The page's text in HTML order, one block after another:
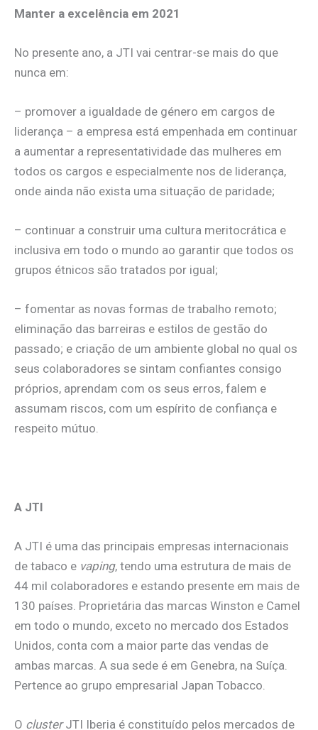
Manter a excelência em 2021
No presente ano, a JTI vai centrar-se mais do que
nunca em:
– promover a igualdade de género em cargos de
liderança – a empresa está empenhada em continuar
a aumentar a representatividade das mulheres em
todos os cargos e especialmente nos de liderança,
onde ainda não exista uma situação de paridade;
– continuar a construir uma cultura meritocrática e
inclusiva em todo o mundo ao garantir que todos os
grupos étnicos são tratados por igual;
– fomentar as novas formas de trabalho remoto;
eliminação das barreiras e estilos de gestão do
passado; e criação de um ambiente global no qual os
seus colaboradores se sintam confiantes consigo
próprios, aprendam com os seus erros, falem e
assumam riscos, com um espírito de confiança e
respeito mútuo.
A JTI
A JTI é uma das principais empresas internacionais
de tabaco e vaping, tendo uma estrutura de mais de
44 mil colaboradores e estando presente em mais de
130 países. Proprietária das marcas Winston e Camel
em todo o mundo, exceto no mercado dos Estados
Unidos, conta com a maior parte das vendas de
ambas marcas. A sua sede é em Genebra, na Suíça.
Pertence ao grupo empresarial Japan Tobacco.
O clusterJTI Iberia é constituído pelos mercados de